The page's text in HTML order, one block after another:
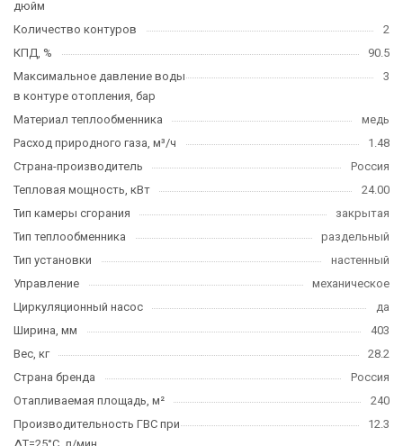
дюйм
Количество контуров
2
КПД, %
90.5
Максимальное давление воды
в контуре отопления, бар
3
Материал теплообменника
медь
Расход природного газа, м³/ч
1.48
Страна-производитель
Россия
Тепловая мощность, кВт
24.00
Тип камеры сгорания
закрытая
Тип теплообменника
раздельный
Тип установки
настенный
Управление
механическое
Циркуляционный насос
да
Ширина, мм
403
Вес, кг
28.2
Страна бренда
Россия
Отапливаемая площадь, м²
240
Производительность ГВС при
12.3